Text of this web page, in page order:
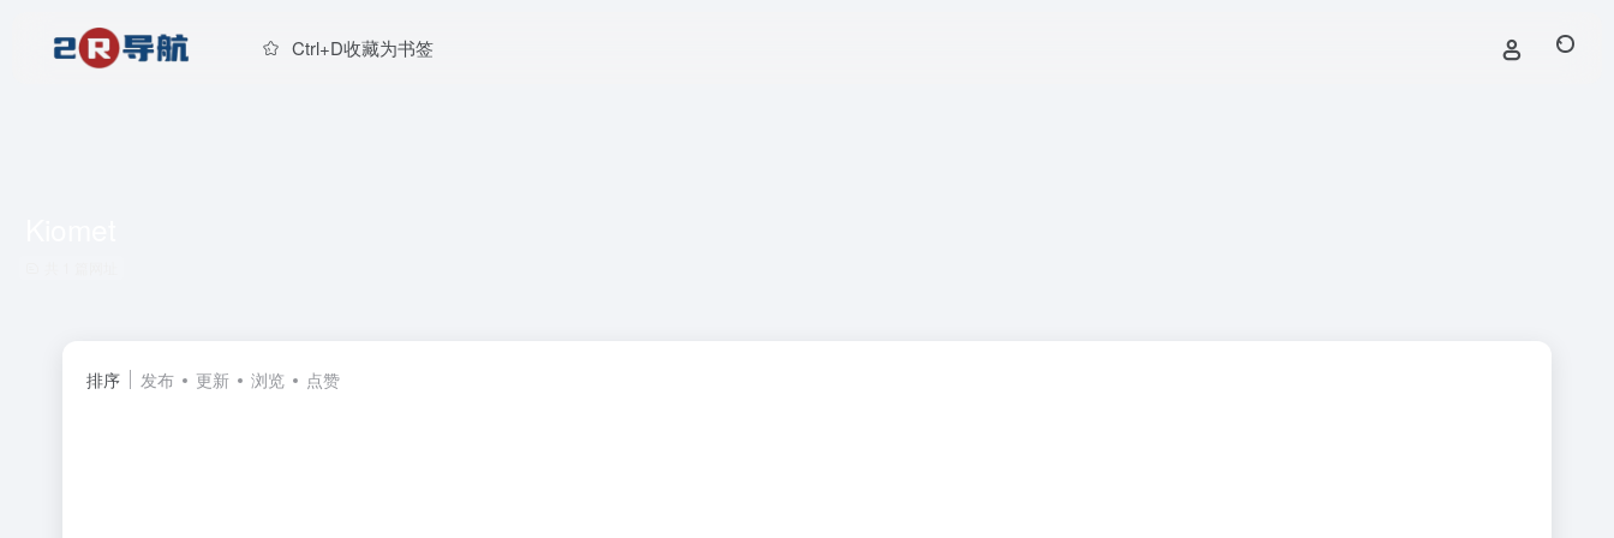
Ctrl+D收藏为书签
排序 发布 更新 浏览 点赞